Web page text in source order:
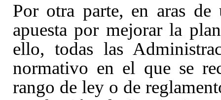
Por otra parte, en aras
apuesta por mejorar la
ello, todas las
normativo en el que se
rango de ley o de